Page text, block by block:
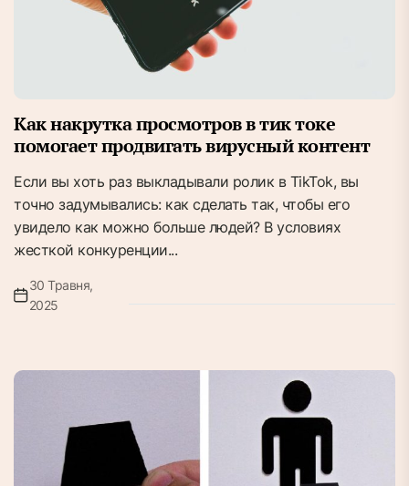
Как накрутка просмотров в тик токе
помогает продвигать вирусный контент
Если вы хоть раз выкладывали ролик в TikTok, вы
точно задумывались: как сделать так, чтобы его
увидело как можно больше людей? В условиях
жесткой конкуренции...
30 Травня,
2025